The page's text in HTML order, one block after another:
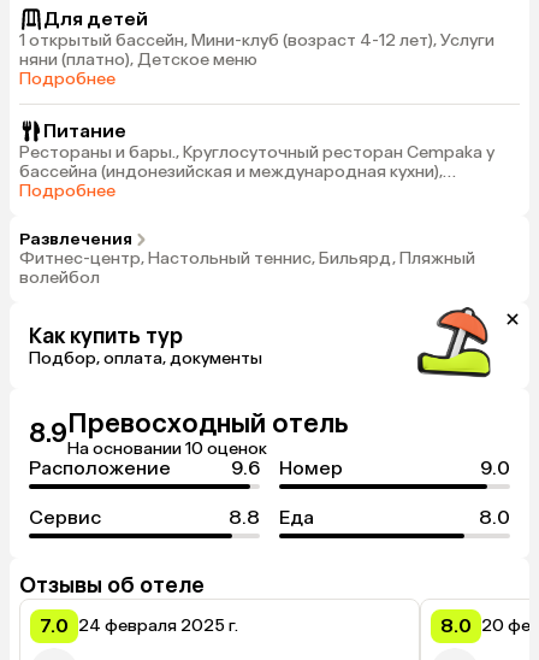
Для детей
1 открытый бассейн, Мини-клуб (возраст 4-12 лет), Услуги
няни (платно), Детское меню
Подробнее
Питание
Рестораны и бары., Круглосуточный ресторан Cempaka у
бассейна (индонезийская и международная кухни),
ресторан Soka на пляже (международная кухня), ресторан
кухня), балийская сцена Wratnala (тематические вечера,
барбекю), круглосуточный бар Cempaka, лобби-бар Rijasa,
бар Sriwedari в бассейне., 3 ресторана, 4 бара
Подробнее
Развлечения
Фитнес-центр, Настольный теннис, Бильярд, Пляжный
волейбол
Как купить тур
Подбор, оплата, документы
8.9Превосходный отель
На основании 10 оценок
Расположение 9.6 Номер 9.0
Сервис 8.8 Еда 8.0
Отзывы об отеле
7.0 24 февраля 2025 г. 8.0 20